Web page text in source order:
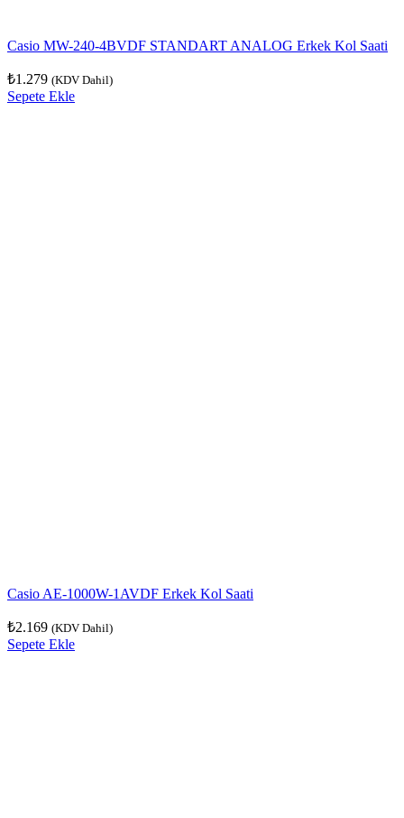
Casio MW-240-4BVDF STANDART ANALOG Erkek Kol Saati
₺1.279 (KDV Dahil)
Sepete Ekle
Casio AE-1000W-1AVDF Erkek Kol Saati
₺2.169 (KDV Dahil)
Sepete Ekle